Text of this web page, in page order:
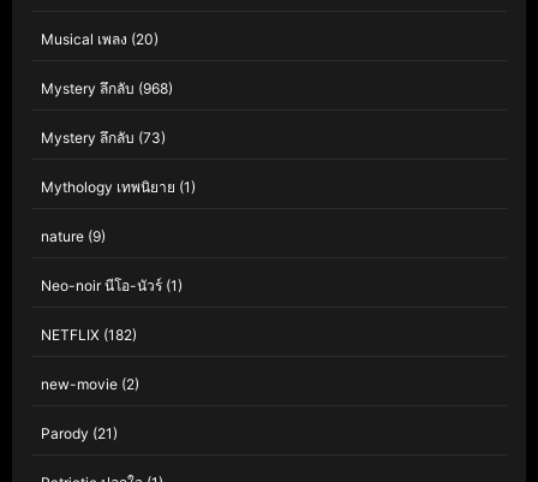
Musical เพลง (20)
Mystery ลึกลับ (968)
Mystery ลึกลับ (73)
Mythology เทพนิยาย (1)
nature (9)
Neo-noir นีโอ-นัวร์ (1)
NETFLIX (182)
new-movie (2)
Parody (21)